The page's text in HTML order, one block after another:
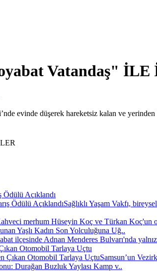
Vatandaş"
evinde düşerek hareketsiz kalan ve
Açıklandı
Sağlıklı Yaşam Vakfı,
merhum Hüseyin Koç ve Türkan Koç'un
Yaşlı Kadın Son Yolculuğuna Uğ..
ilçesinde Adnan Menderes Bulvarı'nda
Otomobil Tarlaya Uçtu
Samsun’un
Durağan Buzluk Yaylası Kamp v..